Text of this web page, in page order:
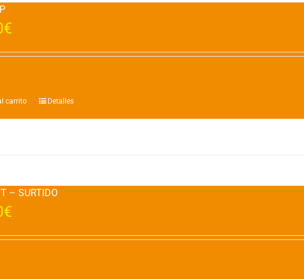
€
carrito Detalles
– SURTIDO
€